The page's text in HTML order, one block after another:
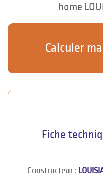
home
Calculer
Fiche
Constructeur :